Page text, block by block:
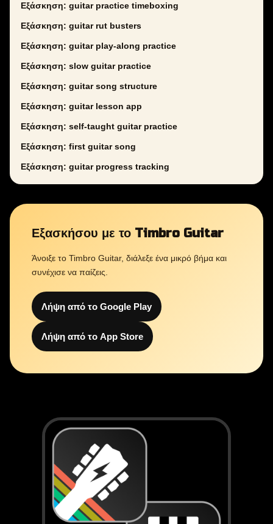
Εξάσκηση: guitar practice timeboxing
Εξάσκηση: guitar rut busters
Εξάσκηση: guitar play-along practice
Εξάσκηση: slow guitar practice
Εξάσκηση: guitar song structure
Εξάσκηση: guitar lesson app
Εξάσκηση: self-taught guitar practice
Εξάσκηση: first guitar song
Εξάσκηση: guitar progress tracking
Εξασκήσου με το Timbro Guitar
Άνοιξε το Timbro Guitar, διάλεξε ένα μικρό βήμα και
συνέχισε να παίζεις.
Λήψη από το Google Play
Λήψη από το App Store